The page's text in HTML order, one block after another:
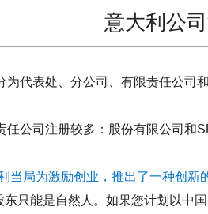
意大利公
代表处、分公司、有限责任公司和
公司注册较多：股份有限公司和
当局为激励创业，推出了一种创新
只能是自然人。如果您计划以中